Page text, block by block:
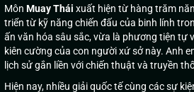
Môn MuayThái xuất hiện từ hàng trăm
triển từ kỹ năng chiến đấu của binh lính
ấn văn hóa sâu sắc, vừa là phương tiện tự
kiên cường của con người xứ sở này. Anh
lịch sử gắn liền với chiến thuật và truyền
Hiện nay, nhiều giải quốc tế cùng các sự